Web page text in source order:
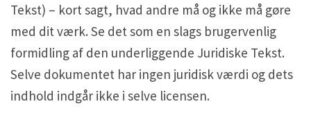
Tekst) – kort sagt, hvad andre må og ikke må gøre
med dit værk. Se det som en slags brugervenlig
formidling af den underliggende Juridiske Tekst.
Selve dokumentet har ingen juridisk værdi og dets
indhold indgår ikke i selve licensen.